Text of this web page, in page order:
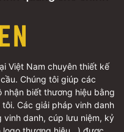
Việt Nam chuyên thiết kế
Chúng tôi giúp các
biết thương hiệu bằng
Các giải pháp vinh danh
danh, cúp lưu niệm, kỷ